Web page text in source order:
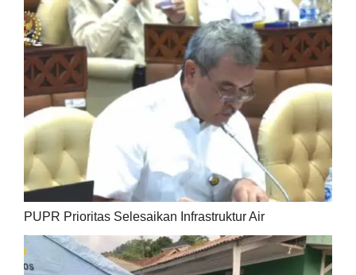
PUPR Prioritas Selesaikan Infrastruktur Air